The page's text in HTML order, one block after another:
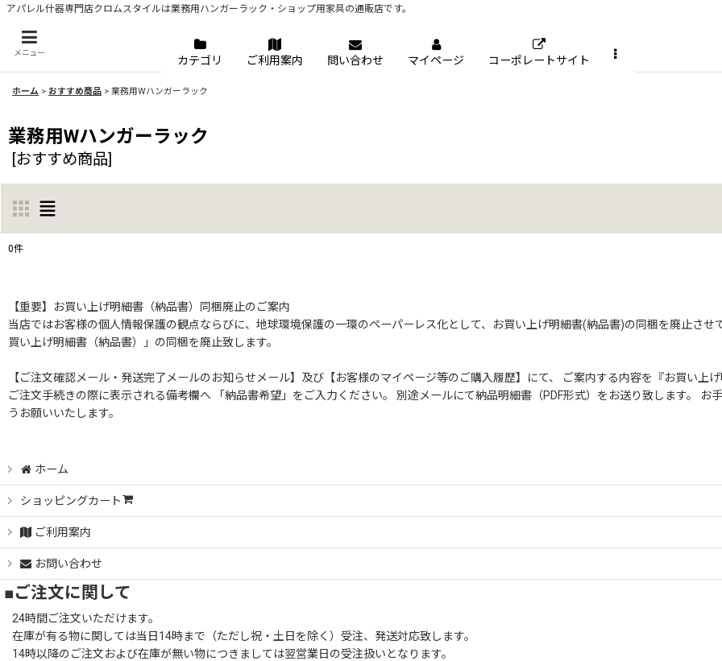
アパレル什器専門店クロムスタイルは業務用ハンガーラック・ショップ用家具の通販店です。
メニュー
カテゴリ ご利用案内 問い合わせ マイページ コーポレートサイト
ホーム > おすすめ商品 > 業務用Wハンガーラック
業務用Wハンガーラック
[おすすめ商品]
並び順:
絞り込む
0件
【重要】お買い上げ明細書（納品書）同梱廃止のご案内
当店ではお客様の個人情報保護の観点ならびに、地球環境保護の一環のペーパーレス化として、お買い上げ明細書(納品書)の同梱を廃止さ
買い上げ明細書（納品書）」の同梱を廃止致します。
【ご注文確認メール・発送完了メールのお知らせメール】及び【お客様のマイページ等のご購入履歴】にて、 ご案内する内容を『お買い上
ご注文手続きの際に表示される備考欄へ 「納品書希望」をご入力ください。 別途メールにて納品明細書（PDF形式）をお送り致します。
うお願いいたします。
ホーム
ショッピングカート
ご利用案内
お問い合わせ
■ご注文に関して
24時間ご注文いただけます。
在庫が有る物に関しては当日14時まで（ただし祝・土日を除く）受注、発送対応致します。
14時以降のご注文および在庫が無い物につきましては翌営業日の受注扱いとなります。